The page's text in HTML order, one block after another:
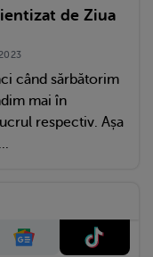
de Ziua
când sărbătorim
mai în
respectiv. Așa